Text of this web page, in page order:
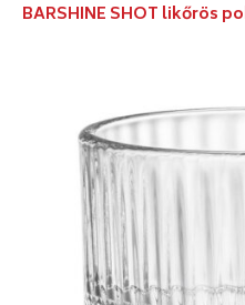
BARSHINE SHOT likőrös